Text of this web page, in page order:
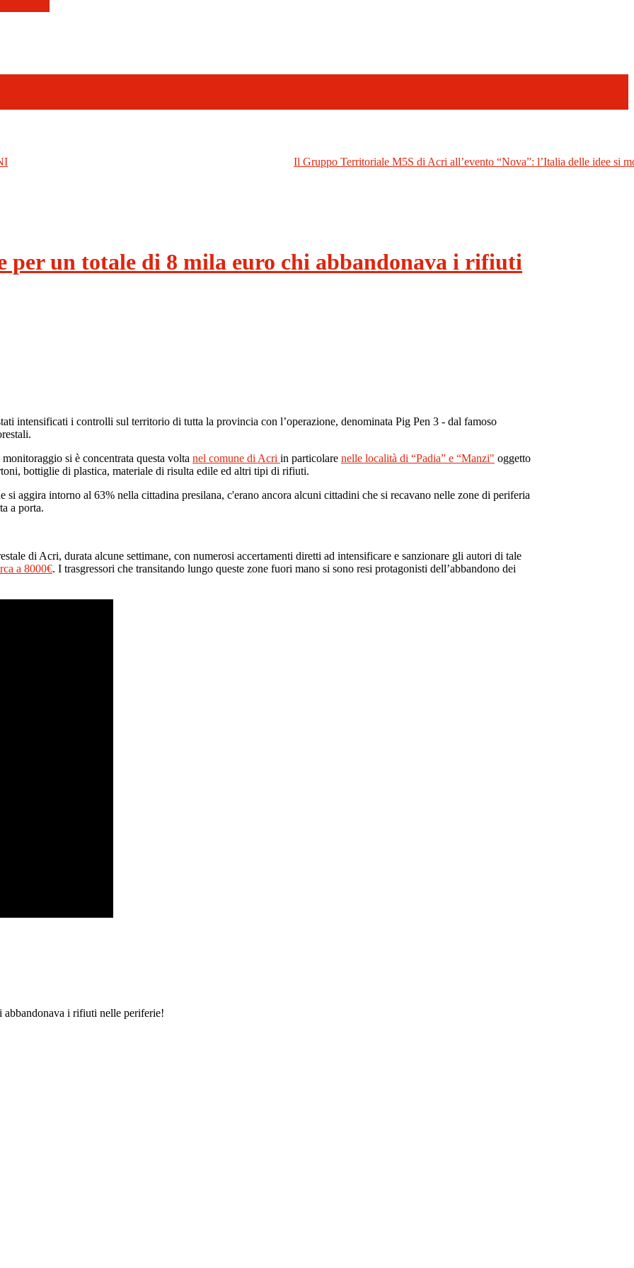
Il Gruppo Territoriale M5S di Acri all’evento “Nova”: l’Italia delle idee si
per un totale di 8 mila euro chi abbandonava i rifiuti
intensificati i controlli sul territorio di tutta la provincia con l’operazione, denominata Pig Pen 3 - dal famoso
si è concentrata questa volta nel comune di Acri in particolare nelle località di “Padia” e “Manzi" oggetto
bottiglie di plastica, materiale di risulta edile ed altri tipi di rifiuti.
aggira intorno al 63% nella cittadina presilana, c'erano ancora alcuni cittadini che si recavano nelle zone di periferia
a porta.
di Acri, durata alcune settimane, con numerosi accertamenti diretti ad intensificare e sanzionare gli autori di tale
a 8000€. I trasgressori che transitando lungo queste zone fuori mano si sono resi protagonisti dell’abbandono dei
abbandonava i rifiuti nelle periferie!